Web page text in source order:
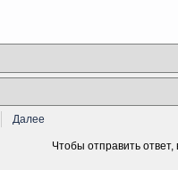
Далее
Чтобы отправить